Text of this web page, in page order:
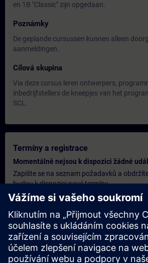
en 1B "Classic" zijn opgedaan.
Poznámky
De geplande cursussen kunnen alleen
aanmeldingen.
Cílová skupina
Via deze cursus leren ontwerpers,
inbedrijfstellers de kneepjes van het
SCL.
Termíny a registrace
Momentálně nejsou k dispozici žádné
Zapište se na seznam požadavků a
budou k dispozici nové termíny.
Aktivujte službu upozornění
Personalizovaná cenová nabídka
Pokud potřebujete standardní ceníkovou